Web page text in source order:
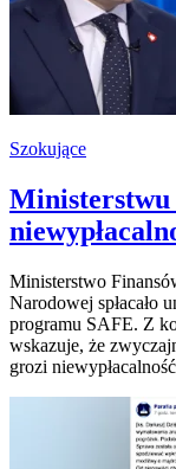
Szokujące
Ministerstwo
Narodowej spłacało
programu SAFE. Z
wskazuje, że
grozi